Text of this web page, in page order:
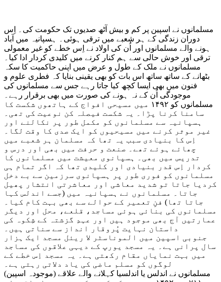
مسلمانوں نے اسپین پر کم و بیش آٹھ صدیوں تک حکومت کی۔ اِس
دوران زندگی کے ہر شعبے میں ترقی ہوئی۔ ہسپانیہ میں آباد
ہونے والے مسلمانوں اور اُن کی اولاد نے اِس خطے کو غیر معمولی
ترقی اور خوش حالی سے ہم کنار کرنے میں کلیدی کردار ادا کیا۔
مسلمانوں نے ملک کے طول و عرض میں اپنی حاکمیت کا سکہ
بٹھانے کے ساتھ ساتھ اس بات کو بھی یقینی بنایا کہ فطری علوم و
فنون میں بھی ایسا کچھ کیا جاتا رہے جس سے مسلمانوں کی
موجودگی اُن کے نہ ہونے کی صورت میں بھی برقرار رہے۔
مسلمانوں کو ۱۴۹۲ میں مسیحی افواج کے ہاتھوں شکست کا
سامنا کرنا پڑا۔ یہ شکست فیصلہ کن نوعیت کی تھی۔
ہسپانیہ سے مسلمانوں کو مکمل طور پر نکالنے اور
غیر موثر کرنے میں مسیحیوں کو ایک صدی کا وقت لگا۔
اِس کا بنیادی سبب یہ تھا کہ مسلمان ہر شعبے میں
چھائے ہوئے تھے۔ صنعت و حرفت میں بھی اور درس و
تدریس میں بھی۔ ہسپانوی معیشت میں مسلمانوں کا
کردار اِس قدر بنیادی اور کلیدی تھا کہ اگر تمام ہی
مسلمانوں کو فوری طور پر ہسپانوی سرزمین سے بے دخل
کردیا جاتا تو شدید معاشی اور معاشرتی انتشار پھیل
جاتا۔ مسلمانوں نے ہسپانیہ میں (جسے اندلس کہا
جاتا تھا) فنِ تعمیر کے حوالے سے بھی بہت کام کیا۔
مسلمانوں کی بنائی ہوئی مساجد، قلعے، محل اور دیگر
عمارتیں آج بھی موجود ہیں اور عہدِ گزشتہ کے شِکوہ کی
داستان نہایت پُروقار انداز سے سناتی ہیں۔
جنوبی اسپین میں الموناسٹر لا ریئل مسجد ایک ہزار
سال پرانی ہے۔ یہ مسجد یورپ کے دیہی علاقوں کی مساجد
میں بہت نمایاں مقام رکھتی ہے۔ یہ مسجد اِس خطے کے
لوگوں کو مسلم ماضی کی یاد دلاتی رہتی ہے۔
مسلمانوں نے اندلس یا اندلسیا کہلانے والے علاقے (موجودہ اسپین)